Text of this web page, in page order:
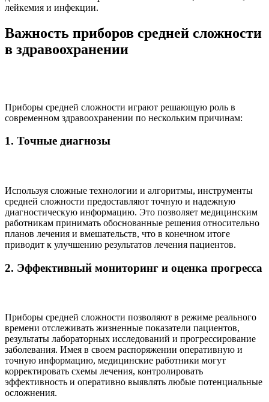
лейкемия и инфекции.
Важность приборов средней сложности
в здравоохранении
Приборы средней сложности играют решающую роль в
современном здравоохранении по нескольким причинам:
1. Точные диагнозы
Используя сложные технологии и алгоритмы, инструменты
средней сложности предоставляют точную и надежную
диагностическую информацию. Это позволяет медицинским
работникам принимать обоснованные решения относительно
планов лечения и вмешательств, что в конечном итоге
приводит к улучшению результатов лечения пациентов.
2. Эффективный мониторинг и оценка прогресса
Приборы средней сложности позволяют в режиме реального
времени отслеживать жизненные показатели пациентов,
результаты лабораторных исследований и прогрессирование
заболевания. Имея в своем распоряжении оперативную и
точную информацию, медицинские работники могут
корректировать схемы лечения, контролировать
эффективность и оперативно выявлять любые потенциальные
осложнения.